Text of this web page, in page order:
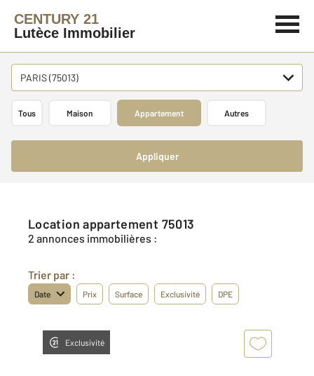
CENTURY 21
Lutèce Immobilier
PARIS (75013)
Tous Maison Appartement Autres
Appliquer
Location appartement 75013
2 annonces immobilières :
Trier par :
Date Prix Surface Exclusivité DPE
Exclusivité